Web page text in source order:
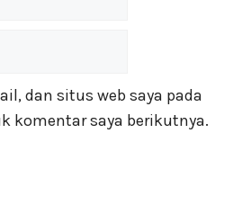
dan situs web saya pada
komentar saya berikutnya.